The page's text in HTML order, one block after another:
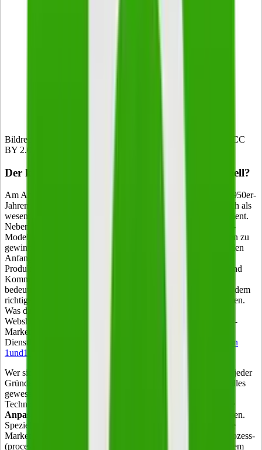
Bildrechte: Flickr
CC
BY 2.0
Der klassische Marketing-Mix: Heute noch aktuell?
Am Anfang war Neil H. Borden – dieser entwickelte in den 1950er-
Jahren den
, der Unternehmen auch heute noch als
wesentliches Erfolgsinstrument für erfolgreiche Kampagnen dient.
Neben dem AIDA-Modell von Elmo Lewis zählt auch das 4P-
Modell zu den bewährten Konzepten, um (potenzielle) Kunden zu
gewinnen und zu halten. Der Name setzt sich zusammen aus den
Anfangsbuchstaben der vier Säulen. Diese bestehen aus der
Produkt- (product), Preis- (price), Distributions- (placement) und
Kommunikationspolitik (public relation). Vereinfacht gesagt
bedeutet das, mit dem richtigen Produkt, am richtigen Ort, mit dem
richtigen Preis über den richtigen Vertriebskanal Erfolg zu haben.
Was das im Einzelnen für Onlinehändler bedeutet und warum
Webshop-Betreiber, die Produkte verkaufen, das klassische 4P-
Marketingmodell besser für sich nutzen können als
Dienstleistungsunternehmen,
erklärt dieser Ratgeberbeitrag von
1und1 anschaulich am Beispiel der Modeindustrie
Wer sich eingehender mit dem Thema befasst – und das sollte jeder
Gründer tun – stellt jedoch schnell fest: Das kann noch nicht alles
gewesen sein. Denn die rasante Weiterentwicklung von
Technologien im 21. Jahrhundert erfordert eine kontinuierliche
Anpassung des Modells
durch Erfahrungswerte und Prognosen.
Speziell für den Dienstleistungssektor wurde der ursprüngliche
Marketing-Mix bereits um die Faktoren Personal- (people), Prozess-
(processes) und Ausstattungspolitik (physical evidence) zu einem